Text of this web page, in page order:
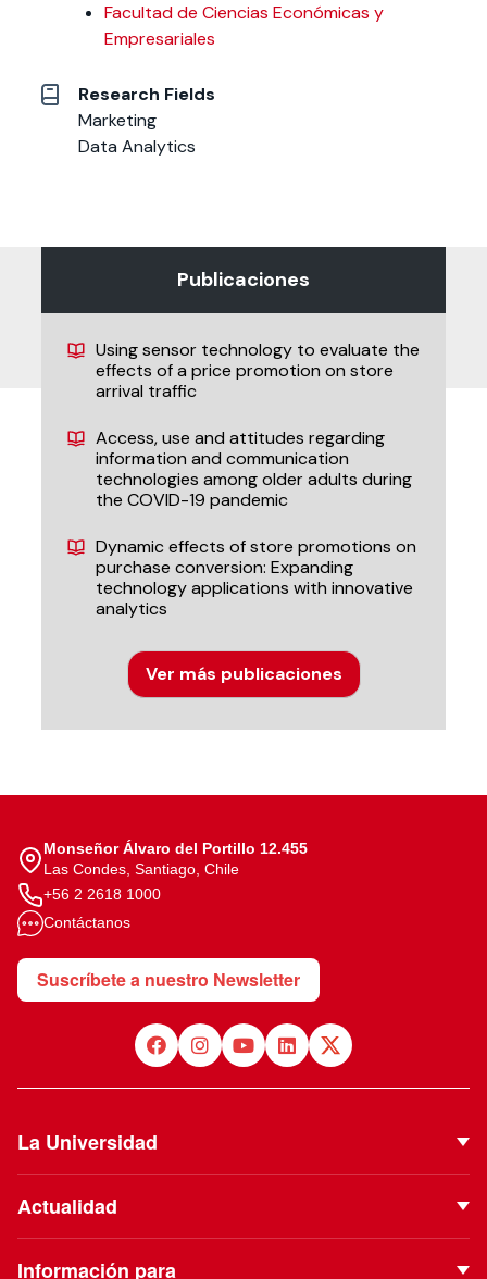
Facultad de Ciencias Económicas y
Empresariales
Research Fields
Marketing
Data Analytics
Publicaciones
Using sensor technology to evaluate the
effects of a price promotion on store
arrival traffic
Access, use and attitudes regarding
information and communication
technologies among older adults during
the COVID-19 pandemic
Dynamic effects of store promotions on
purchase conversion: Expanding
technology applications with innovative
analytics
Ver más publicaciones
Monseñor Álvaro del Portillo 12.455
Las Condes, Santiago, Chile
+56 2 2618 1000
Contáctanos
Suscríbete a nuestro Newsletter
La Universidad
Proyecto Institucional
Actualidad
Información para